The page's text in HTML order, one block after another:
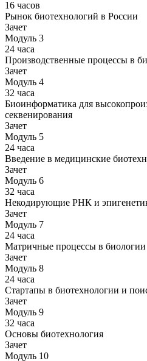
16 часов
Рынок биотехнологий в России
Зачет
Модуль 3
24 часа
Производственные процессы в
Зачет
Модуль 4
32 часа
Биоинформатика для
секвенирования
Зачет
Модуль 5
24 часа
Введение в медицинские
Зачет
Модуль 6
32 часа
Некодирующие РНК и
Зачет
Модуль 7
24 часа
Матричные процессы в биологии
Зачет
Модуль 8
24 часа
Стартапы в биотехнологии и
Зачет
Модуль 9
32 часа
Основы биотехнология
Зачет
Модуль 10